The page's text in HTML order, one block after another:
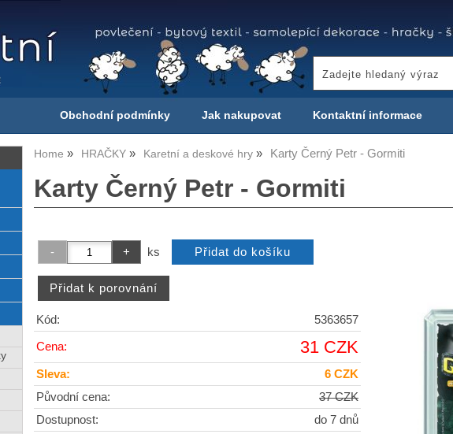
Obchodní podmínky Jak nakupovat Kontaktní informace
Home HRAČKY Karetní a deskové hry Karty Černý Petr - Gormiti
Karty Černý Petr - Gormiti
ks
Kód: 5363657
Cena: 31 CZK
Sleva:
6 CZK
Původní cena:
37 CZK
Dostupnost:
do 7 dnů